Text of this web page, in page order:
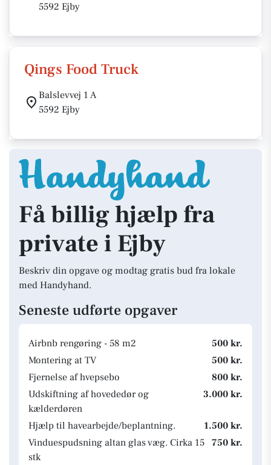
5592 Ejby
Qings Food Truck
Balslevvej 1 A
5592 Ejby
Få billig hjælp fra
private i Ejby
Beskriv din opgave og modtag gratis bud fra lokale
med Handyhand.
Seneste udførte opgaver
Airbnb rengøring - 58 m2
500 kr.
Montering at TV
500 kr.
Fjernelse af hvepsebo
800 kr.
Udskiftning af hovededør og
kælderdøren
3.000 kr.
Hjælp til havearbejde/beplantning.
1.500 kr.
Vinduespudsning altan glas væg. Cirka 15
stk
750 kr.